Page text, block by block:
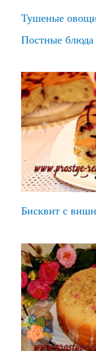
Тушеные
Постные блюда
Бисквит с